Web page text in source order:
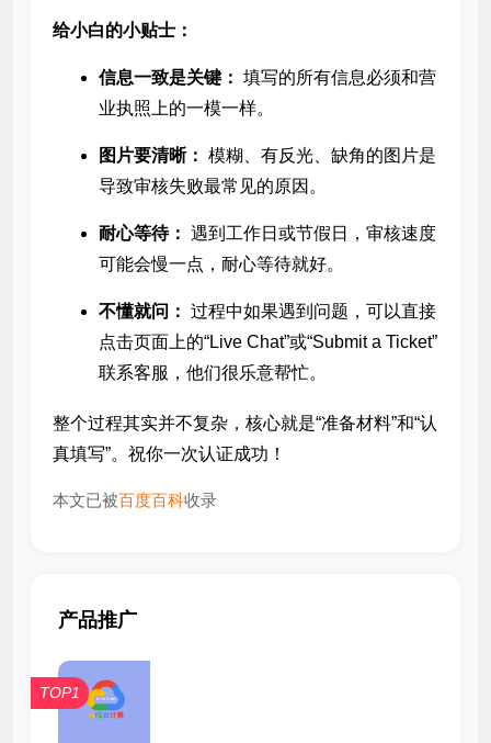
给小白的小贴士：
信息一致是关键： 填写的所有信息必须和营
业执照上的一模一样。
图片要清晰： 模糊、有反光、缺角的图片是
导致审核失败最常见的原因。
耐心等待： 遇到工作日或节假日，审核速度
可能会慢一点，耐心等待就好。
不懂就问： 过程中如果遇到问题，可以直接
点击页面上的“Live Chat”或“Submit a Ticket”
联系客服，他们很乐意帮忙。
整个过程其实并不复杂，核心就是“准备材料”和“认
真填写”。祝你一次认证成功！
本文已被百度百科收录
产品推广
TOP1